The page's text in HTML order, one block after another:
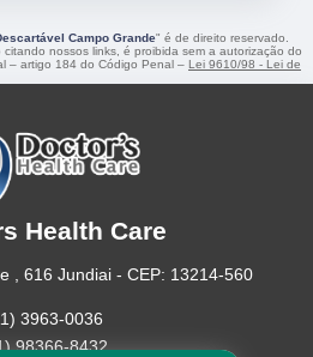
Campo Grande" é de direito reservado.
nossos links, é proibida sem a autorização do
– artigo 184 do Código Penal – Lei 9610/98 - Lei de
Health Care
, 616 Jundiai - CEP: 13214-560
3963-0036
98366-8432